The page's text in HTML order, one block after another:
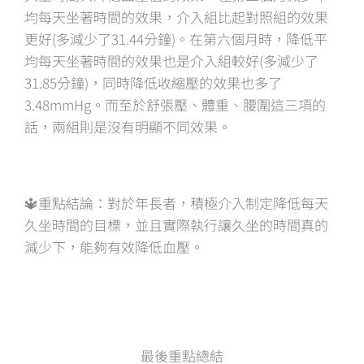
均每天坐著時間的效果，介入組比起對照組的效果
更好(多減少了31.44分鐘)。在第六個月時，降低平
均每天坐著時間的效果也是介入組較好(多減少了
31.85分鐘)，同時降低收縮壓的效果也多了
3.48mmHg。而至於舒張壓、體重、腰圍這三項的
話，兩組則是沒有明顯不同效果。
🔱重點結論：對於年長者，積極介入制定降低每天
久坐時間的目標，並且實際執行讓久坐的時間真的
減少下，能夠有效降低血壓。
最後重點總結